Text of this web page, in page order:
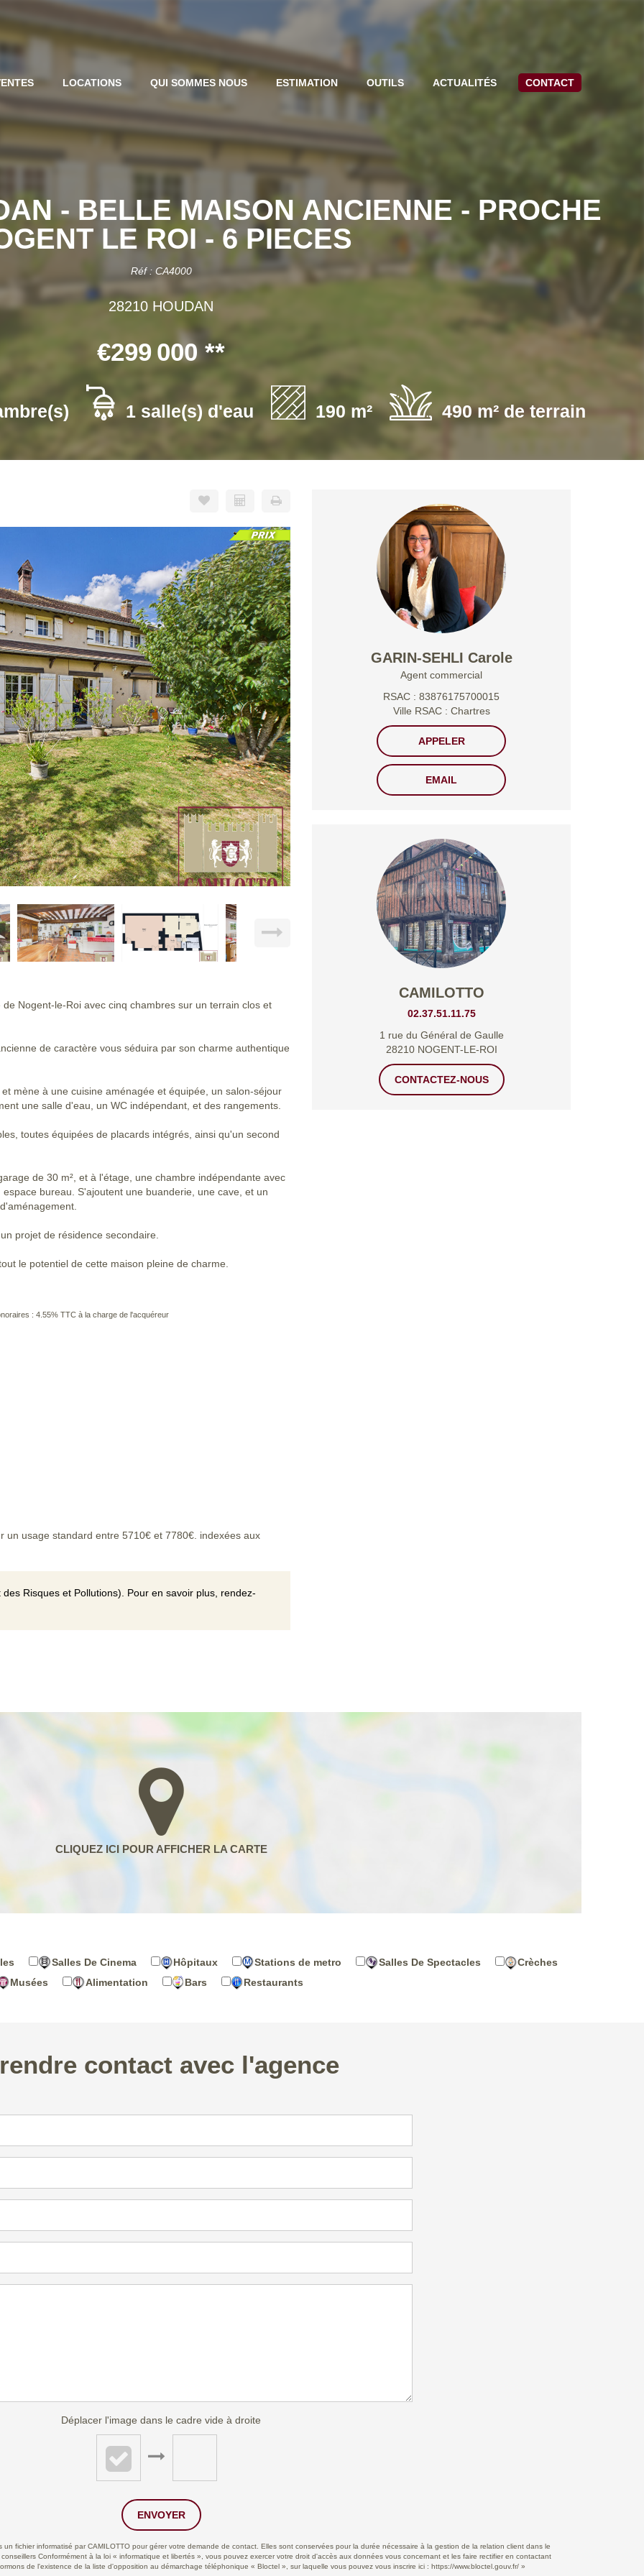
LOCATIONS QUI SOMMES NOUS ESTIMATION OUTILS ACTUALITÉS CONTACT
- BELLE MAISON ANCIENNE - PROCHE
LE ROI - 6 PIECES
Réf : CA4000
28210 HOUDAN
€299 000 **
1 salle(s) d'eau 190 m² 490 m² de terrain
Nogent-le-Roi avec cinq chambres sur un terrain clos et
de caractère vous séduira par son charme authentique
mène à une cuisine aménagée et équipée, un salon-séjour
une salle d'eau, un WC indépendant, et des rangements.
toutes équipées de placards intégrés, ainsi qu'un second
de 30 m², et à l'étage, une chambre indépendante avec
bureau. S'ajoutent une buanderie, une cave, et un
projet de résidence secondaire.
le potentiel de cette maison pleine de charme.
: 4.55% TTC à la charge de l'acquéreur
usage standard entre 5710€ et 7780€. indexées aux
Risques et Pollutions). Pour en savoir plus, rendez-
GARIN-SEHLI Carole
Agent commercial
RSAC : 83876175700015
Ville RSAC : Chartres
APPELER
EMAIL
CAMILOTTO
02.37.51.11.75
1 rue du Général de Gaulle
28210 NOGENT-LE-ROI
CONTACTEZ-NOUS
Salles De Cinema Hôpitaux Stations de metro Salles De Spectacles
Crèches
Musées
Alimentation Bars Restaurants
contact avec l'agence
Déplacer l'image dans le cadre vide à droite
ENVOYER
fichier informatisé par CAMILOTTO pour gérer votre demande de contact. Elles sont conservées pour la durée nécessaire à la gestion de la relation client dans le
Conformément à la loi « informatique et libertés », vous pouvez exercer votre droit d'accès aux données vous concernant et les faire rectifier en contactant
de l'existence de la liste d'opposition au démarchage téléphonique « Bloctel », sur laquelle vous pouvez vous inscrire ici : https://www.bloctel.gouv.fr/ »